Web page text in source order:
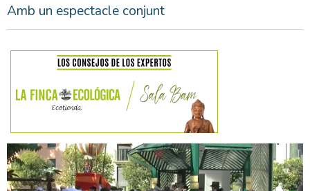
Amb un espectacle conjunt